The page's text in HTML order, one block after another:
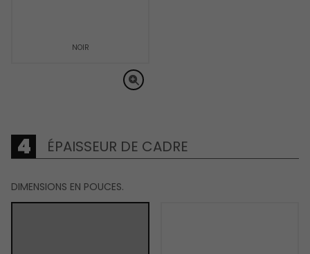
NOIR
ÉPAISSEUR DE CADRE
DIMENSIONS EN POUCES.